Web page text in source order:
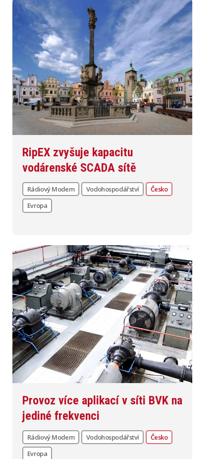
RipEX zvyšuje kapacitu
vodárenské SCADA sítě
Rádiový Modem Vodohospodářství
Česko
Evropa
Provoz více aplikací v síti BVK na
jediné frekvenci
Rádiový Modem Vodohospodářství
Česko
Evropa